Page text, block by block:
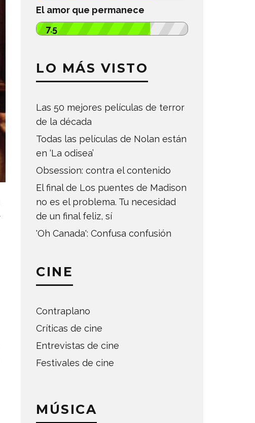
El amor que permanece
7.5
LO MÁS VISTO
Las 50 mejores películas de terror
de la década
Todas las películas de Nolan están
en ‘La odisea’
Obsession: contra el contenido
El final de Los puentes de Madison
no es el problema. Tu necesidad
de un final feliz, sí
'Oh Canada': Confusa confusión
CINE
Contraplano
Críticas de cine
Entrevistas de cine
Festivales de cine
MÚSICA